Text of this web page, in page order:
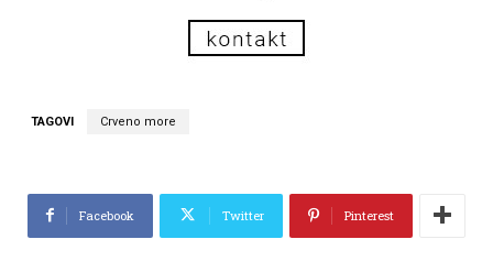
TAGOVI Crveno more
Facebook Twitter Pinterest